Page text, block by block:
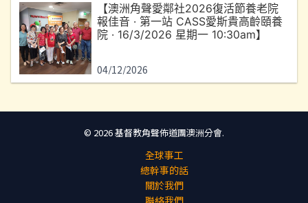
【澳洲角聲愛鄰社2026復活節養老院
報佳音 · 第一站 CASS愛斯貴高齡頤養
院 · 16/3/2026 星期一 10:30am】
04/12/2026
© 2026 基督教角聲佈道團澳洲分會.
全球事工
總幹事的話
關於我們
聯絡我們